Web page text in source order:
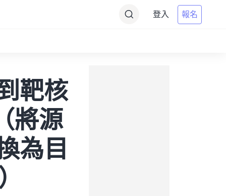
登入 報名
靶核
將源
為目